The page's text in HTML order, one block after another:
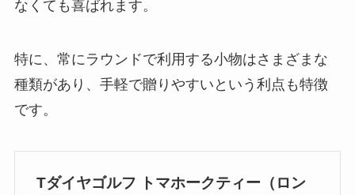
なくても喜ばれます。
特に、常にラウンドで利用する小物はさまざまな
種類があり、手軽で贈りやすいという利点も特徴
です。
Tダイヤゴルフ トマホークティー（ロン